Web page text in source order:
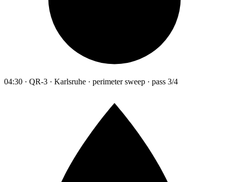
04:30 · QR-3 · Karlsruhe · perimeter sweep · pass 3/4